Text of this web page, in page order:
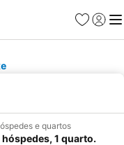
Favoritos
Iniciar
e quartos
hóspedes, 1 quarto.